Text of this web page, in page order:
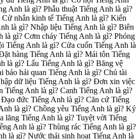
Anh là gì? Phẫu thuật Tiếng Anh là gì?
nhân kinh tế Tiếng Anh là gì? Kiến
là gì? Nhập liệu Tiếng Anh là gì? Biên
là gì? Cơm cháy Tiếng Anh là gì? Phóng
Tiếng Anh là gì? Cửa cuốn Tiếng Anh là
hàng Tiếng Anh là gì? Mái tôn Tiếng
là gì? Lẩu Tiếng Anh là gì? Băng vệ
báo hải quan Tiếng Anh là gì? Chủ tài
dữ liệu Tiếng Anh là gì? Đơn xin việc
Tiếng Anh là gì? Canh Tiếng Anh là gì?
đức Tiếng Anh là gì? Căn cứ Tiếng
là gì? Chồng yêu Tiếng Anh là gì? Ký
lăng Tiếng Anh là gì? Tuyệt vời Tiếng
Anh là gì? Thùng rác Tiếng Anh là gì?
là gì? Nước thải sinh hoạt Tiếng Anh là